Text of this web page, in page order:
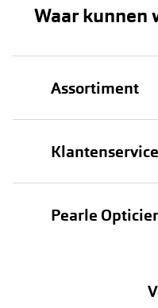
Waar kunnen
Assortiment
Klantenservice
Verzending
Hier de
Pearle